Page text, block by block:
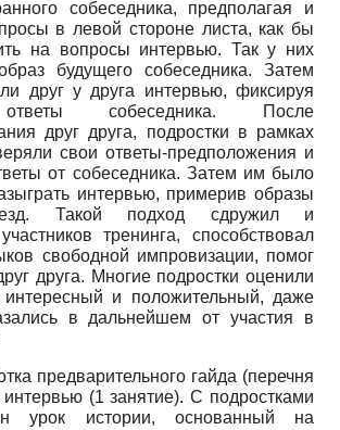
собеседника, предполагая и
в левой стороне листа, как бы
на вопросы интервью. Так у них
будущего собеседника. Затем
друг у друга интервью, фиксируя
собеседника. После
друг друга, подростки в рамках
свои ответы-предположения и
от собеседника. Затем им было
интервью, примерив образы
Такой подход сдружил и
тренинга, способствовал
свободной импровизации, помог
друга. Многие подростки оценили
интересный и положительный, даже
в дальнейшем от участия в
предварительного гайда (перечня
(1 занятие). С подростками
урок истории, основанный на